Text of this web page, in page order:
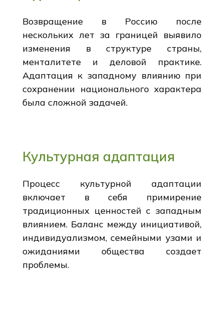
Возвращение в Россию после
нескольких лет за границей выявило
изменения в структуре страны,
менталитете и деловой практике.
Адаптация к западному влиянию при
сохранении национального характера
была сложной задачей.
Культурная адаптация
Процесс культурной адаптации
включает в себя примирение
традиционных ценностей с западным
влиянием. Баланс между инициативой,
индивидуализмом, семейными узами и
ожиданиями общества создает
проблемы.